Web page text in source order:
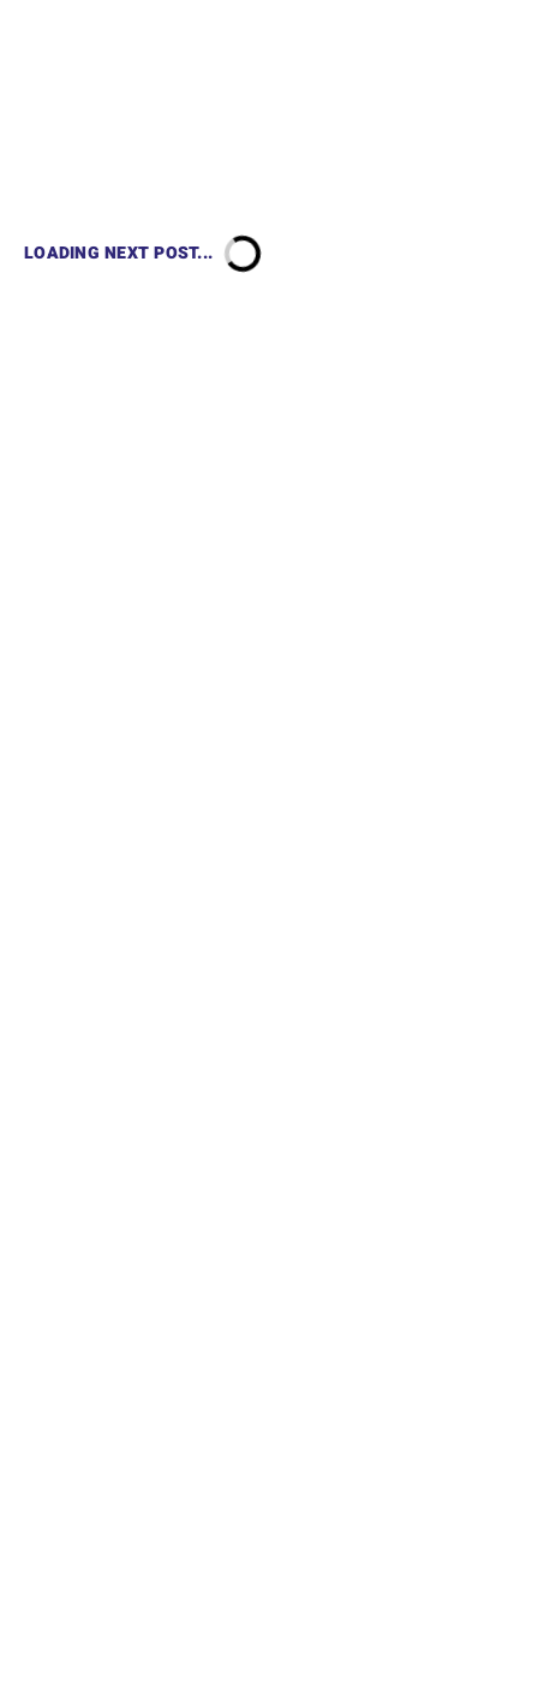
LOADING NEXT POST...